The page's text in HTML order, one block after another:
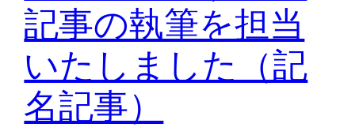
記事の執筆を担当
いたしました（記
名記事）